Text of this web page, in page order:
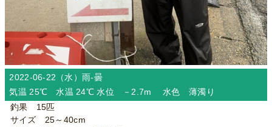
2022-06-22（水）雨-曇
気温 25℃ 水温 24℃ 水位 －2.7m 水色 薄濁り
釣果 15匹
サイズ 25～40cm